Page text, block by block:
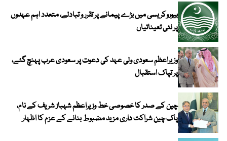
بیوروکریسی میں بڑے پیمانے پر تقرر و تبادلے، متعدد اہم عہدوں
پر نئی تعیناتیاں
وزیراعظم سعودی ولی عہد کی دعوت پر سعودی عرب پہنچ گئے،
پر تپاک استقبال
چین کے صدر کا خصوصی خط وزیراعظم شہباز شریف کے نام،
پاک چین شراکت داری مزید مضبوط بنانے کے عزم کا اظہار